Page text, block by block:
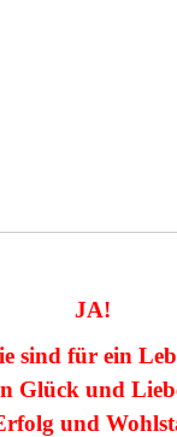
JA!
sind für ein
Glück und
und